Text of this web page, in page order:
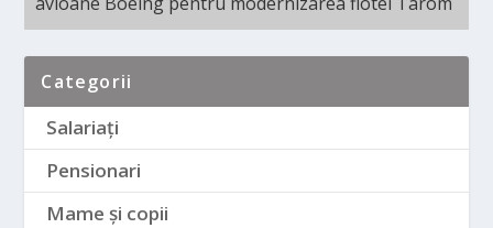
Categorii
Salariați
Pensionari
Mame și copii